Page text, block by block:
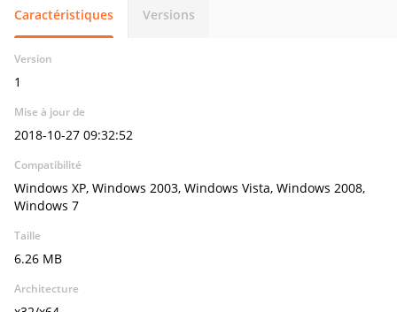
Caractéristiques Versions
Version
1
Mise à jour de
2018-10-27 09:32:52
Compatibilité
Windows XP, Windows 2003, Windows Vista, Windows 2008,
Windows 7
Taille
6.26 MB
Architecture